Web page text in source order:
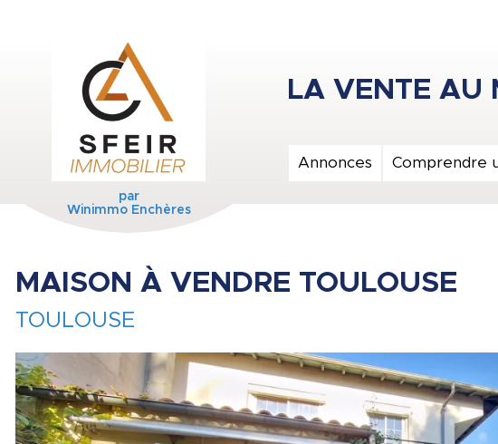
par
Winimmo Enchères
Annonces Comprendre
MAISON À VENDRE TOULOUSE
TOULOUSE